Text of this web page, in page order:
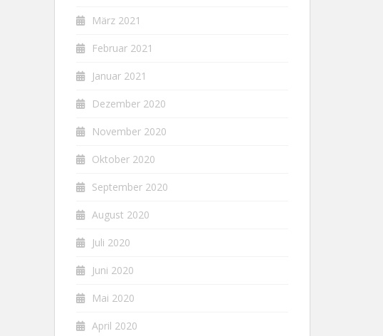
März 2021
Februar 2021
Januar 2021
Dezember 2020
November 2020
Oktober 2020
September 2020
August 2020
Juli 2020
Juni 2020
Mai 2020
April 2020